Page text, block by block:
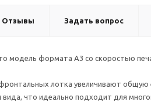
Отзывы Задать вопрос
модель формата А3 со скоростью
лотка увеличивают
что идеально подходит для